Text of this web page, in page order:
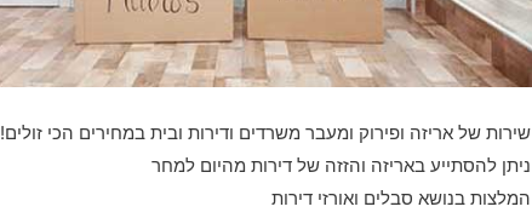
שירות של אריזה ופירוק ומעבר משרדים ודירות ובית במחירים הכי זולים!
ניתן להסתייע באריזה והזזה של דירות מהיום למחר
המלצות בנושא סבלים ואורזי דירות